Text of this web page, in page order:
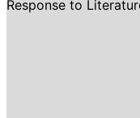
Response to